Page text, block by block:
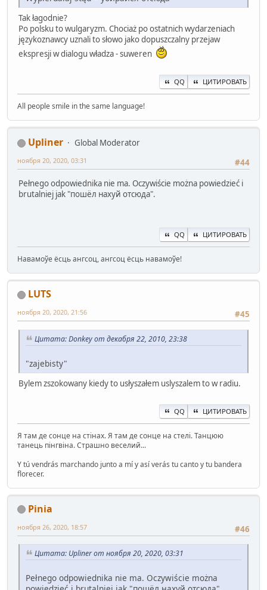
Tak łagodnie?
Po polsku to wulgaryzm. Chociaż po ostatnich wydarzeniach
językoznawcy uznali to słowo jako dopuszczalny przejaw
ekspresji w dialogu władza - suweren
QQ ЦИТИРОВАТЬ
All people smile in the same language!
Upliner
Global Moderator
#44
ноября 20, 2020, 03:31
Pełnego odpowiednika nie ma. Oczywiście można powiedzieć i
brutalniej jak "пошёл нахуй отсюда".
QQ ЦИТИРОВАТЬ
Навамоўе ёсць ангсоц, ангсоц ёсць навамоўе!
LUTS
#45
ноября 20, 2020, 21:56
Цитата: Donkey от декабря 22, 2010, 23:38
"zajebisty"
Bylem zszokowany kiedy to usłyszałem uslyszalem to w radiu.
QQ ЦИТИРОВАТЬ
Я там де сонце на стінах. Я там де сонце на стелі. Танцюю
танець пінгвіна. Страшно веселий...
Y tú vendrás marchando junto a mí y así verás tu canto y tu bandera
florecer.
Pinia
#46
ноября 26, 2020, 18:57
Цитата: Upliner от ноября 20, 2020, 03:31
Pełnego odpowiednika nie ma. Oczywiście można